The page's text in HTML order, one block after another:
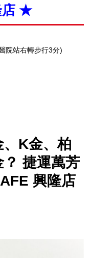
店 ★
院站右轉步行3分)
、K金、柏
捷運萬芳
興隆店